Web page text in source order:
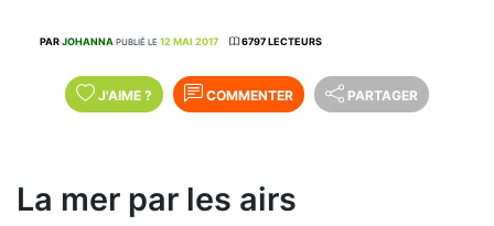
PARJOHANNA PUBLIÉ LE 12 MAI 2017 6797 LECTEURS
J'AIME ? COMMENTER PARTAGER
La mer par les airs